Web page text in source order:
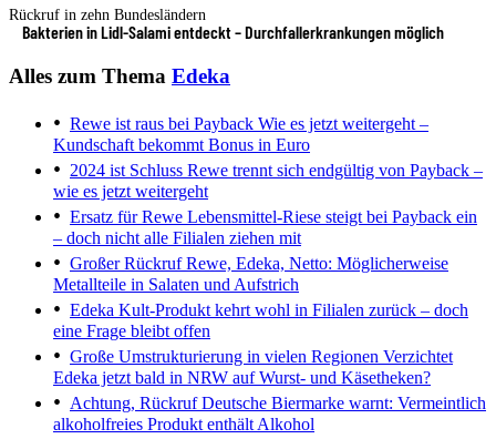
Rückruf in zehn Bundesländern
Bakterien in Lidl-Salami entdeckt – Durchfallerkrankungen möglich
Alles zum Thema Edeka
Rewe ist raus bei Payback Wie es jetzt weitergeht –
Kundschaft bekommt Bonus in Euro
2024 ist Schluss Rewe trennt sich endgültig von Payback –
wie es jetzt weitergeht
Ersatz für Rewe Lebensmittel-Riese steigt bei Payback ein
– doch nicht alle Filialen ziehen mit
Großer RückrufRewe, Edeka, Netto: Möglicherweise
Metallteile in Salaten und Aufstrich
Edeka Kult-Produkt kehrt wohl in Filialen zurück – doch
eine Frage bleibt offen
Große Umstrukturierung in vielen Regionen Verzichtet
Edeka jetzt bald in NRW auf Wurst- und Käsetheken?
Achtung, RückrufDeutsche Biermarke warnt: Vermeintlich
alkoholfreies Produkt enthält Alkohol